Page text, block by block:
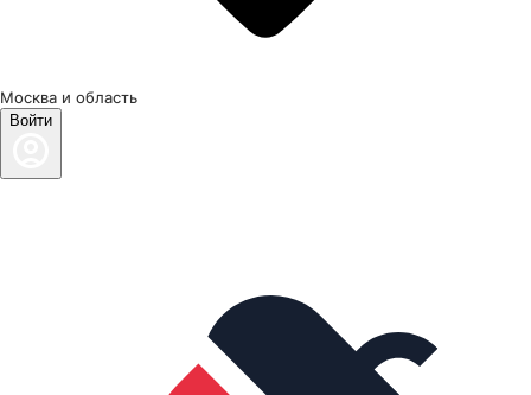
Москва и область
Войти